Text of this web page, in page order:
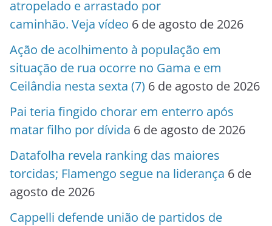
atropelado e arrastado por
caminhão. Veja vídeo 6 de agosto de 2026
Ação de acolhimento à população em
situação de rua ocorre no Gama e em
Ceilândia nesta sexta (7) 6 de agosto de 2026
Pai teria fingido chorar em enterro após
matar filho por dívida 6 de agosto de 2026
Datafolha revela ranking das maiores
torcidas; Flamengo segue na liderança 6 de
agosto de 2026
Cappelli defende união de partidos de